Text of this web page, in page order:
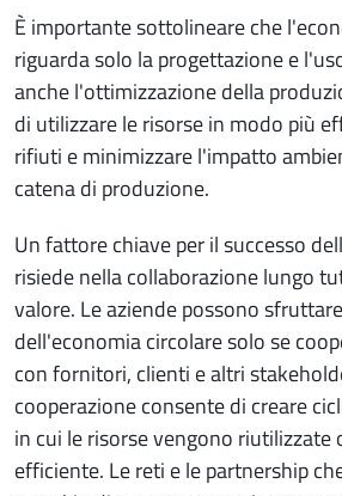
È importante sottolineare che
riguarda solo la progettazione e
anche l'ottimizzazione della
di utilizzare le risorse in modo più
rifiuti e minimizzare l'impatto
catena di produzione.
Un fattore chiave per il successo
risiede nella collaborazione lungo
valore. Le aziende possono
dell'economia circolare solo se
con fornitori, clienti e altri
cooperazione consente di creare
in cui le risorse vengono riutilizzate
efficiente. Le reti e le partnership